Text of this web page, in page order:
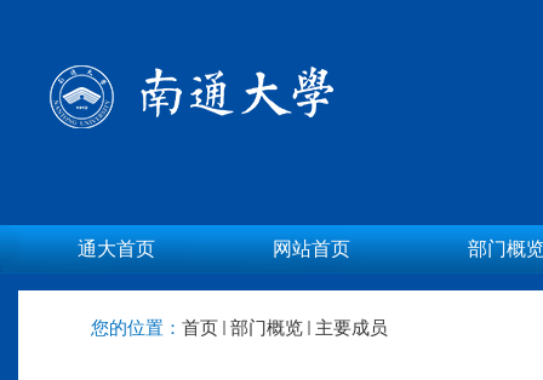
通大首页 网站首页 部门概
您的位置： 首页 部门概览 主要成员